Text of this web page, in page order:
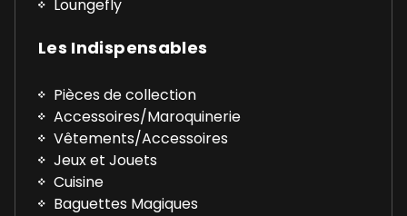
Loungefly
Les Indispensables
Pièces de collection
Accessoires/Maroquinerie
Vêtements/Accessoires
Jeux et Jouets
Cuisine
Baguettes Magiques